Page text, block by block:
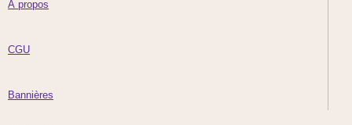
À propos
CGU
Bannières